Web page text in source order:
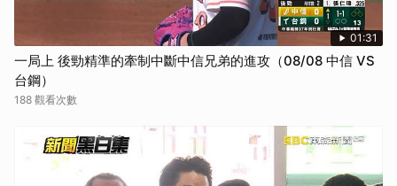
01:31
一局上 後勁精準的牽制中斷中信兄弟的進攻（08/08 中信 VS
台鋼）
188 觀看次數